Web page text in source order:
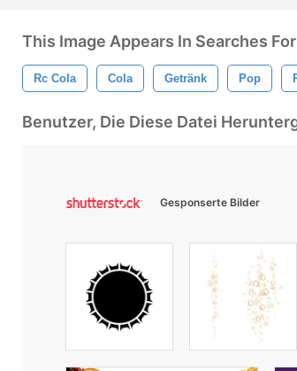
This Image Appears In Searches For
Rc Cola Cola Getränk Pop
Benutzer, Die Diese Datei
Gesponserte Bilder